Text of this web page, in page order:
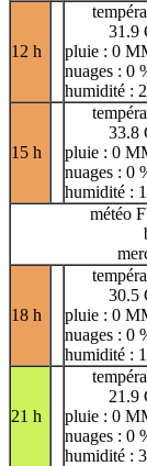
12 h
31.9
pluie : 0
nuages : 0
humidité :
15 h
33.8
pluie : 0
nuages : 0
humidité :
météo
18 h
30.5
pluie : 0
nuages : 0
humidité :
21 h
21.9
pluie : 0
nuages : 0
humidité :